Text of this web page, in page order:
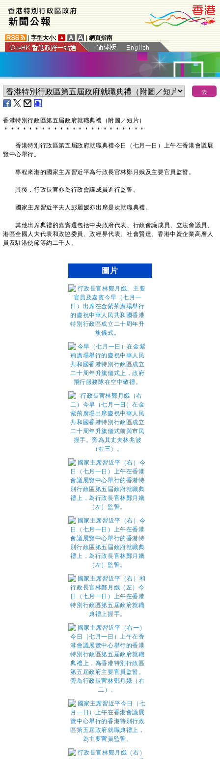
字型大小: 網頁指南
香港特別行政區第五屆政府就職典禮（附圖／短片）
＊ ＊ ＊ ＊ ＊ ＊ ＊ ＊ ＊ ＊ ＊ ＊ ＊ ＊ ＊ ＊ ＊ ＊ ＊ ＊ ＊ ＊ ＊
香港特別行政區第五屆政府就職典禮今日（七月一日）上午在香港會議展
覽中心舉行。
專程來港的國家主席習近平為行政長官林鄭月娥及主要官員監誓。
其後，行政長官亦為行政會議成員進行監誓。
國家主席習近平夫人彭麗媛亦出席是次就職典禮。
其他出席典禮的嘉賓還包括中央政府代表、行政會議成員、立法會議員、
港區全國人大代表和政協委員、政經界代表、社會賢達、香港中資企業高層人
員及駐港使節等約二千人。
圖片